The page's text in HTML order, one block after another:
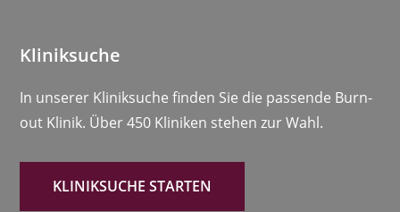
Kliniksuche
In unserer Kliniksuche finden Sie die passende Burn-
out Klinik. Über 450 Kliniken stehen zur Wahl.
KLINIKSUCHE STARTEN